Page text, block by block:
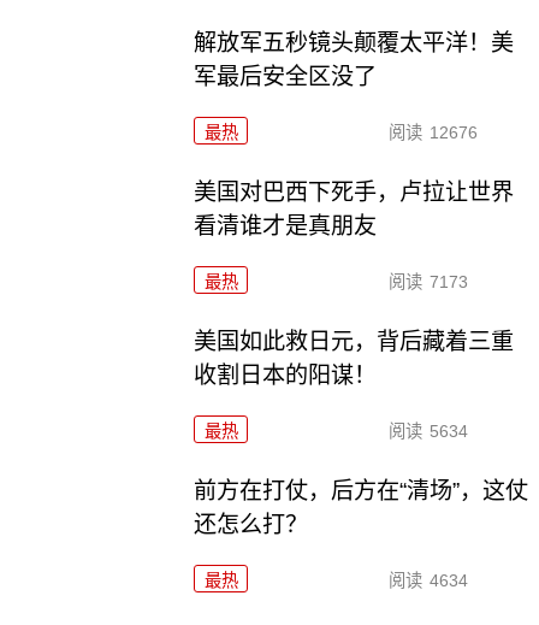
解放军五秒镜头颠覆太平洋！美
军最后安全区没了
最热 阅读 12676
美国对巴西下死手，卢拉让世界
看清谁才是真朋友
最热 阅读 7173
美国如此救日元，背后藏着三重
收割日本的阳谋！
最热 阅读 5634
前方在打仗，后方在“清场”，这仗
还怎么打？
最热 阅读 4634